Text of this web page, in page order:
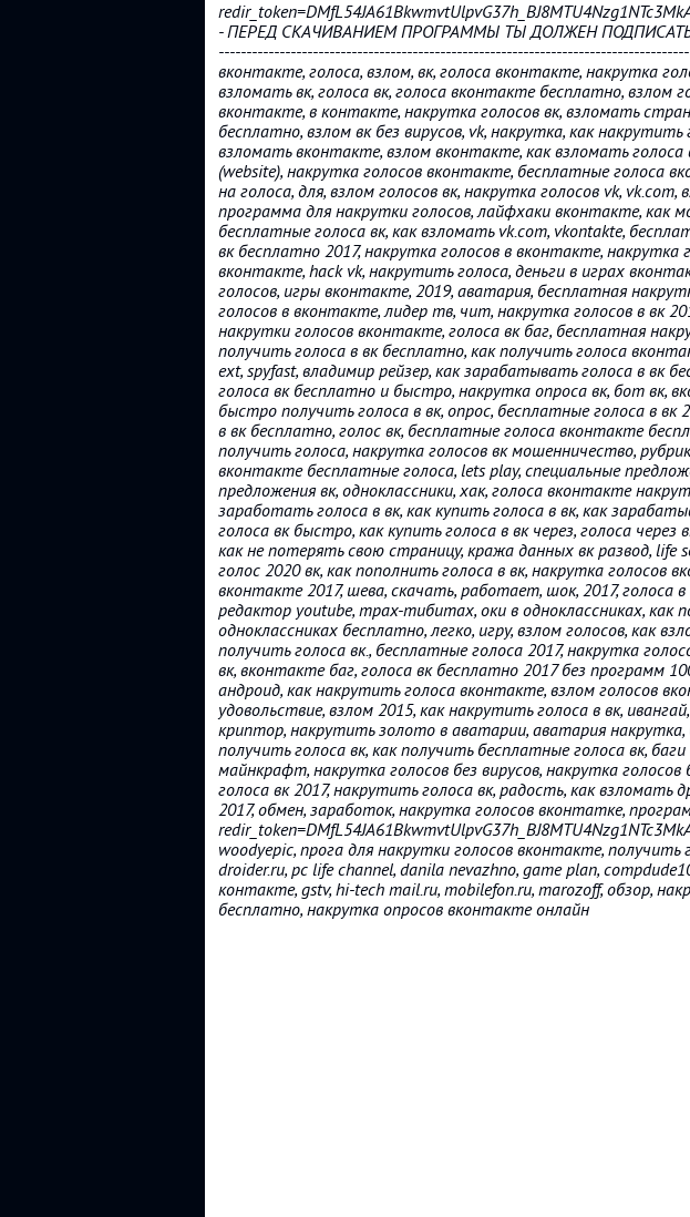
- ПЕРЕД СКАЧИВАНИЕМ ПРОГРАММЫ ТЫ ДОЛЖЕН
вконтакте, голоса, взлом, вк, голоса вконтакте, накрутка
взломать вк, голоса вк, голоса вконтакте бесплатно, взлом
вконтакте, в контакте, накрутка голосов вк, взломать
бесплатно, взлом вк без вирусов, vk, накрутка, как накрутить
взломать вконтакте, взлом вконтакте, как взломать голоса
(website), накрутка голосов вконтакте, бесплатные голоса
на голоса, для, взлом голосов вк, накрутка голосов vk, vk.com,
программа для накрутки голосов, лайфхаки вконтакте, как
бесплатные голоса вк, как взломать vk.com, vkontakte,
вк бесплатно 2017, накрутка голосов в вконтакте, накрутка
вконтакте, hack vk, накрутить голоса, деньги в играх
голосов, игры вконтакте, 2019, аватария, бесплатная
голосов в вконтакте, лидер тв, чит, накрутка голосов в вк
накрутки голосов вконтакте, голоса вк баг, бесплатная
получить голоса в вк бесплатно, как получить голоса
ext, spyfast, владимир рейзер, как зарабатывать голоса в вк
голоса вк бесплатно и быстро, накрутка опроса вк, бот вк,
быстро получить голоса в вк, опрос, бесплатные голоса в вк
в вк бесплатно, голос вк, бесплатные голоса вконтакте
получить голоса, накрутка голосов вк мошенничество,
вконтакте бесплатные голоса, lets play, специальные
предложения вк, одноклассники, хак, голоса вконтакте
заработать голоса в вк, как купить голоса в вк, как
голоса вк быстро, как купить голоса в вк через, голоса через
как не потерять свою страницу, кража данных вк развод, life
голос 2020 вк, как пополнить голоса в вк, накрутка голосов
вконтакте 2017, шева, скачать, работает, шок, 2017, голоса
редактор youtube, трах-тибитах, оки в одноклассниках, как
одноклассниках бесплатно, легко, игру, взлом голосов, как
получить голоса вк., бесплатные голоса 2017, накрутка
вк, вконтакте баг, голоса вк бесплатно 2017 без программ
андроид, как накрутить голоса вконтакте, взлом голосов
удовольствие, взлом 2015, как накрутить голоса в вк,
криптор, накрутить золото в аватарии, аватария накрутка,
получить голоса вк, как получить бесплатные голоса вк,
майнкрафт, накрутка голосов без вирусов, накрутка
голоса вк 2017, накрутить голоса вк, радость, как взломать
2017, обмен, заработок, накрутка голосов вконтатке,
woodyepic, прога для накрутки голосов вконтакте, получить
droider.ru, pc life channel, danila nevazhno, game plan,
контакте, gstv, hi-tech mail.ru, mobilefon.ru, marozoff, обзор,
бесплатно, накрутка опросов вконтакте онлайн